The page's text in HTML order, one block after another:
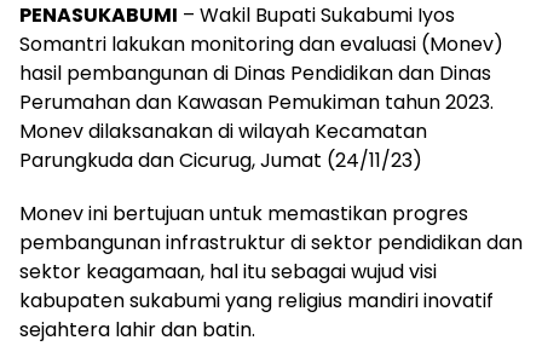
PENASUKABUMI – Wakil Bupati Sukabumi Iyos
Somantri lakukan monitoring dan evaluasi (Monev)
hasil pembangunan di Dinas Pendidikan dan Dinas
Perumahan dan Kawasan Pemukiman tahun 2023.
Monev dilaksanakan di wilayah Kecamatan
Parungkuda dan Cicurug, Jumat (24/11/23)
Monev ini bertujuan untuk memastikan progres
pembangunan infrastruktur di sektor pendidikan dan
sektor keagamaan, hal itu sebagai wujud visi
kabupaten sukabumi yang religius mandiri inovatif
sejahtera lahir dan batin.